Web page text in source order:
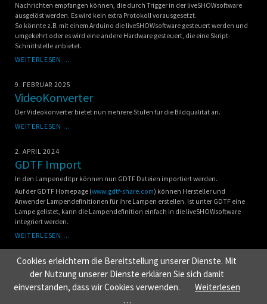
Nachrichten empfangen können, die durch Trigger in der liveSHOWsoftware
ausgelöst werden. Es wird kein extra Protokoll vorausgesetzt.
So könnte z.B. mit einem Arduino die liveSHOWsoftware gesteuert werden und
umgekehrt oder es wird eine andere Hardware gesteuert, die eine Skript-
Schnittstelle anbietet.
WEITERLESEN …
DIE
FERNBEDIENUNG
9. FEBRUAR 2025
VideoKonverter
Der Videokonverter bietet nun mehrere Stufen für die Bildqualität an.
WEITERLESEN …
2. APRIL 2024
GDTF Import
In den Lampeneditpr können nun GDTF Dateien importiert werden.
Auf der GDTF Homepage (www.gdtf-share.com) können Hersteller und
Anwender Lampendefinitionen für ihre Lampen erstellen. Ist unter GDTF eine
Lampe gelistet, kann die Lampendefinition einfach in die liveSHOWsoftware
integriert werden.
WEITERLESEN …
NAVIGATION
HOME FEATURES KUNDENREZENSIONEN
DOWNLOADS
NEWS
Cookies erleichtern die Bereitstellung unserer Dienste. Mit
der Nutzung unserer Dienste erklären Sie sich damit
einverstanden, dass wir Cookies verwenden.
Weiterlesen
…